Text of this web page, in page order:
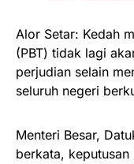
Alor Setar: Kedah
(PBT) tidak lagi
perjudian selain
seluruh negeri
Menteri Besar,
berkata,